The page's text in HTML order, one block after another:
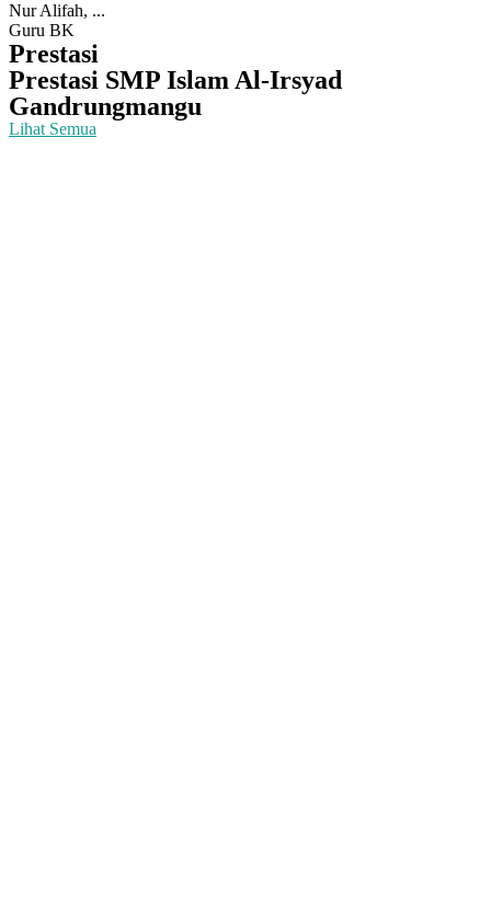
Nur Alifah, ...
Guru BK
Prestasi
Prestasi SMP Islam Al-Irsyad
Gandrungmangu
Lihat Semua